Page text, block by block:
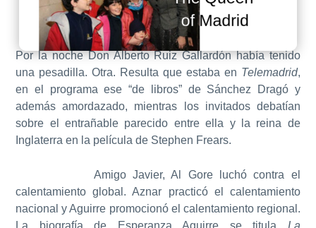
Por la noche Don Alberto Ruiz Gallardón había tenido
una pesadilla. Otra. Resulta que estaba en Telemadrid,
en el programa ese “de libros” de Sánchez Dragó y
además amordazado, mientras los invitados debatían
sobre el entrañable parecido entre ella y la reina de
Inglaterra en la película de Stephen Frears.
Amigo Javier, Al Gore luchó contra el
calentamiento global. Aznar practicó el calentamiento
nacional y Aguirre promocionó el calentamiento regional.